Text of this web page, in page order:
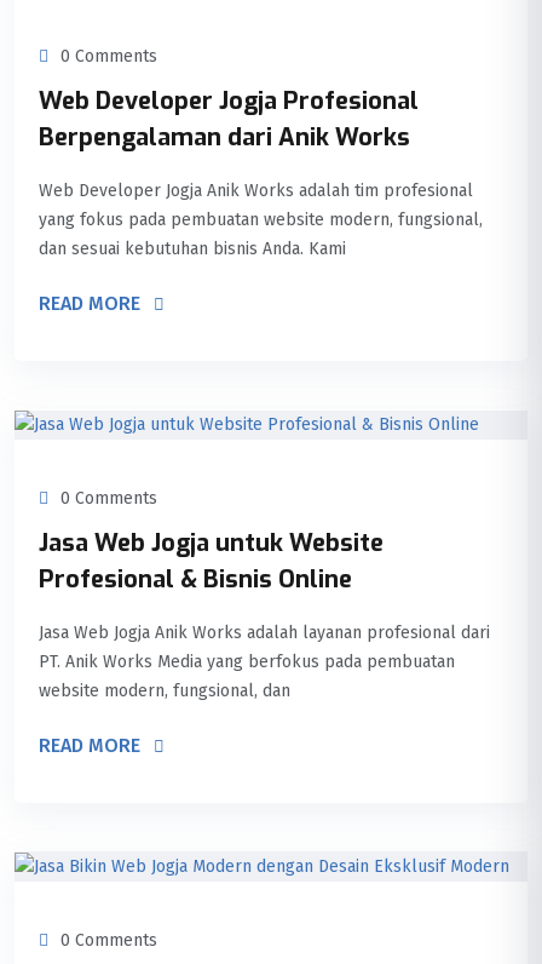
0 Comments
Web Developer Jogja Profesional
Berpengalaman dari Anik Works
Web Developer Jogja Anik Works adalah tim profesional
yang fokus pada pembuatan website modern, fungsional,
dan sesuai kebutuhan bisnis Anda. Kami
READ MORE
0 Comments
Jasa Web Jogja untuk Website
Profesional & Bisnis Online
Jasa Web Jogja Anik Works adalah layanan profesional dari
PT. Anik Works Media yang berfokus pada pembuatan
website modern, fungsional, dan
READ MORE
0 Comments